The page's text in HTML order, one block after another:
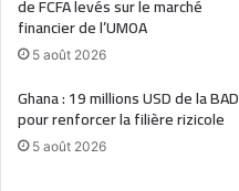
de FCFA levés sur le marché
financier de l’UMOA
5 août 2026
Ghana : 19 millions USD de la BAD
pour renforcer la filière rizicole
5 août 2026